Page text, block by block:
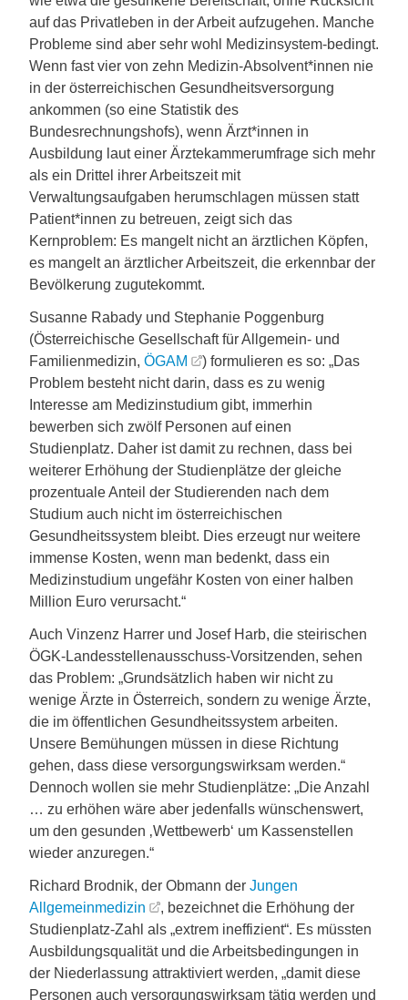
auf das Privatleben in der Arbeit aufzugehen. Manche
Probleme sind aber sehr wohl Medizinsystem-bedingt.
Wenn fast vier von zehn Medizin-Absolvent*innen nie
in der österreichischen Gesundheitsversorgung
ankommen (so eine Statistik des
Bundesrechnungshofs), wenn Ärzt*innen in
Ausbildung laut einer Ärztekammerumfrage sich mehr
als ein Drittel ihrer Arbeitszeit mit
Verwaltungsaufgaben herumschlagen müssen statt
Patient*innen zu betreuen, zeigt sich das
Kernproblem: Es mangelt nicht an ärztlichen Köpfen,
es mangelt an ärztlicher Arbeitszeit, die erkennbar der
Bevölkerung zugutekommt.
Susanne Rabady und Stephanie Poggenburg
(Österreichische Gesellschaft für Allgemein- und
Familienmedizin, ÖGAM
) formulieren es so: „Das
Problem besteht nicht darin, dass es zu wenig
Interesse am Medizinstudium gibt, immerhin
bewerben sich zwölf Personen auf einen
Studienplatz. Daher ist damit zu rechnen, dass bei
weiterer Erhöhung der Studienplätze der gleiche
prozentuale Anteil der Studierenden nach dem
Studium auch nicht im österreichischen
Gesundheitssystem bleibt. Dies erzeugt nur weitere
immense Kosten, wenn man bedenkt, dass ein
Medizinstudium ungefähr Kosten von einer halben
Million Euro verursacht.“
Auch Vinzenz Harrer und Josef Harb, die steirischen
ÖGK-Landesstellenausschuss-Vorsitzenden, sehen
das Problem: „Grundsätzlich haben wir nicht zu
wenige Ärzte in Österreich, sondern zu wenige Ärzte,
die im öffentlichen Gesundheitssystem arbeiten.
Unsere Bemühungen müssen in diese Richtung
gehen, dass diese versorgungswirksam werden.“
Dennoch wollen sie mehr Studienplätze: „Die Anzahl
… zu erhöhen wäre aber jedenfalls wünschenswert,
um den gesunden ‚Wettbewerb‘ um Kassenstellen
wieder anzuregen.“
Richard Brodnik, der Obmann der Jungen
Allgemeinmedizin
, bezeichnet die Erhöhung der
Studienplatz-Zahl als „extrem ineffizient“. Es müssten
Ausbildungsqualität und die Arbeitsbedingungen in
der Niederlassung attraktiviert werden, „damit diese
Personen auch versorgungswirksam tätig werden und